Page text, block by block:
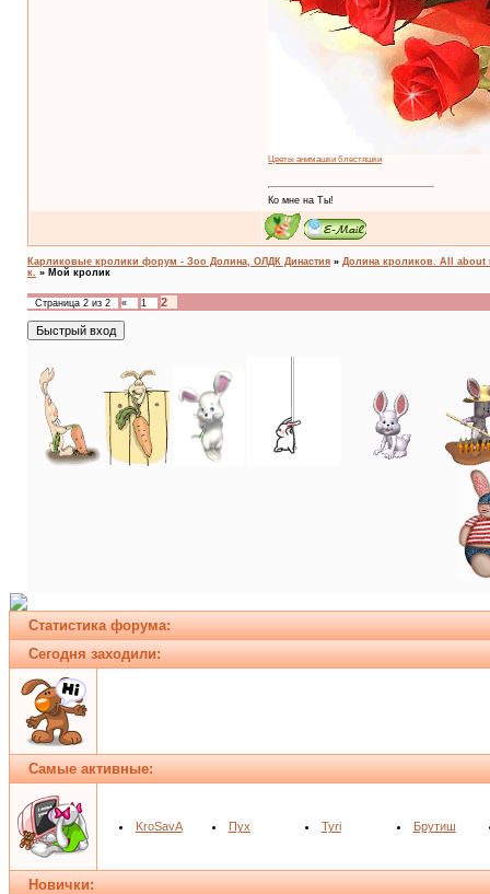
Цветы анимашки блестяшки
Ко мне на Ты!
Карликовые кролики форум - Зоо Долина, ОЛДК Династия » Долина кроликов. All about
к. » Мой кролик
Страница 2 из 2 « 1 2
Статистика форума:
Сегодня заходили:
Самые активные:
KroSavA Пух Tyri Брутиш
Новички: